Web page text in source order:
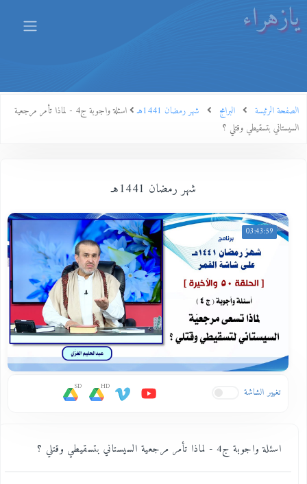
يازهراء
الصفحة الرئيسة البرامج شهر رمضان 1441هـ
اسئلة واجوبة ج4 - لماذا تأمر مرجعية
السيستاني بتسقيطي وقتلي ؟
شهر رمضان 1441هـ
03:43:59
تغيير الشاشة HD
SD
اسئلة واجوبة ج4 - لماذا تأمر مرجعية السيستاني بتسقيطي وقتلي ؟